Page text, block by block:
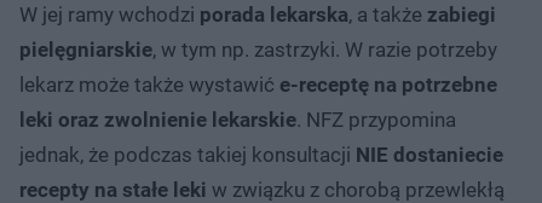
W jej ramy wchodzi porada lekarska, a także zabiegi
pielęgniarskie, w tym np. zastrzyki. W razie potrzeby
lekarz może także wystawić e-receptę na potrzebne
leki oraz zwolnienie lekarskie. NFZ przypomina
jednak, że podczas takiej konsultacji NIE dostaniecie
recepty na stałe leki w związku z chorobą przewlekłą